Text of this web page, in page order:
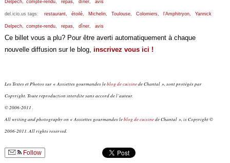
Delpech, compte-rendu, repas, dîner, avis
del.icio.us tags: restaurant, étoilé, Michelin, Toulouse, Colomiers, l’Amphitryon, Yannick
Delpech, compte-rendu, repas, dîner, avis
Ce billet vous a plu? Pour être averti automatiquement à chaque
nouvelle diffusion sur le blog, inscrivez vous ici !
Les Textes et Photos sur « Assiettes gourmandes leblog de cuisinede Chantal », sont protégés par
Copyright. Toute reproduction interdite sans accord de l’auteur.
© 2006-2011 .
All writing and photography on « Assiettes gourmandes leblog de cuisinede Chantal », is Copyright ©
2006-2011. All rights reserved.
Follow